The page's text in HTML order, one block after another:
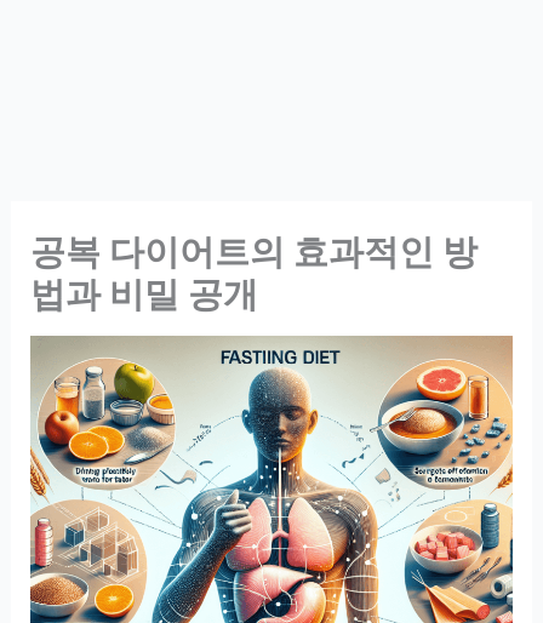
공복 다이어트의 효과적인 방
법과 비밀 공개